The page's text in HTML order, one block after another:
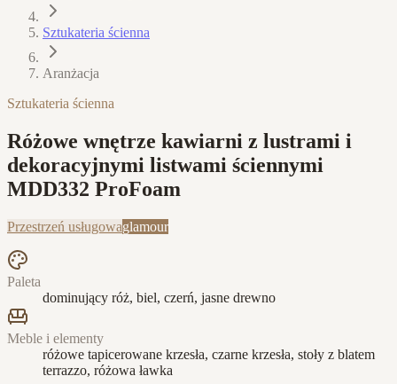
Sztukateria ścienna
Aranżacja
Sztukateria ścienna
Różowe wnętrze kawiarni z lustrami i
dekoracyjnymi listwami ściennymi
MDD332 ProFoam
Przestrzeń usługowaglamour
Paleta
dominujący róż, biel, czerń, jasne drewno
Meble i elementy
różowe tapicerowane krzesła, czarne krzesła, stoły z blatem
terrazzo, różowa ławka